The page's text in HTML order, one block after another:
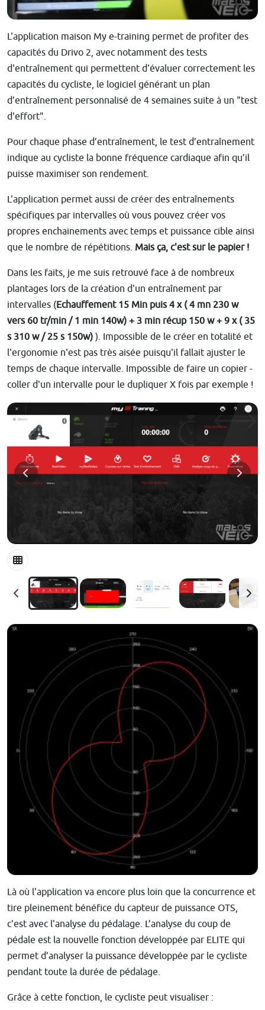
L'application maison My e-training permet de profiter des
capacités du Drivo 2, avec notamment des tests
d'entraînement qui permettent d'évaluer correctement les
capacités du cycliste, le logiciel générant un plan
d’entraînement personnalisé de 4 semaines suite à un "test
d'effort".
Pour chaque phase d’entraînement, le test d’entraînement
indique au cycliste la bonne fréquence cardiaque afin qu’il
puisse maximiser son rendement.
L'application permet aussi de créer des entraînements
spécifiques par intervalles où vous pouvez créer vos
propres enchainements avec temps et puissance cible ainsi
que le nombre de répétitions. Mais ça, c'est sur le papier !
Dans les faits, je me suis retrouvé face à de nombreux
plantages lors de la création d'un entraînement par
intervalles (Echauffement 15 Min puis 4 x ( 4 mn 230 w
vers 60 tr/min / 1 min 140w) + 3 min récup 150 w + 9 x ( 35
s 310 w / 25 s 150w) ). Impossible de le créer en totalité et
l'ergonomie n'est pas très aisée puisqu'il fallait ajuster le
temps de chaque intervalle. Impossible de faire un copier -
coller d'un intervalle pour le dupliquer X fois par exemple !
Là où l'application va encore plus loin que la concurrence et
tire pleinement bénéfice du capteur de puissance OTS,
c'est avec l'analyse du pédalage. L’analyse du coup de
pédale est la nouvelle fonction développée par ELITE qui
permet d’analyser la puissance développée par le cycliste
pendant toute la durée de pédalage.
Grâce à cette fonction, le cycliste peut visualiser :